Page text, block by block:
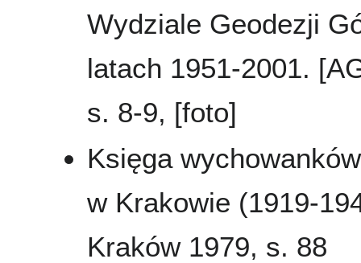
Wydziale Geodezji
latach 1951-2001.
s. 8-9, [foto]
Księga
w Krakowie (1919-
Kraków 1979, s. 88